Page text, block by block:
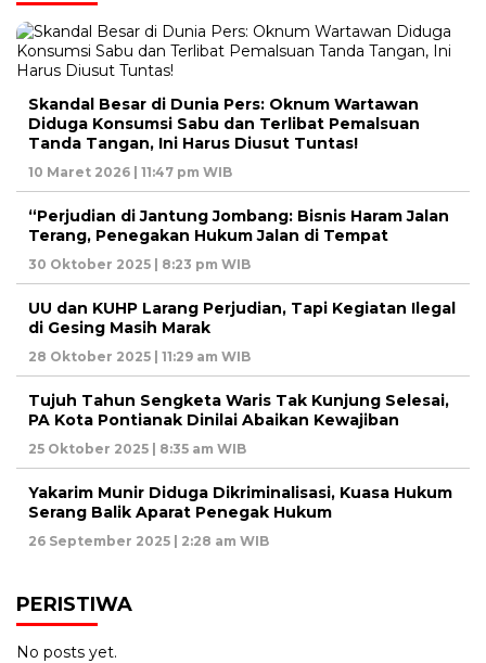
Skandal Besar di Dunia Pers: Oknum Wartawan
Diduga Konsumsi Sabu dan Terlibat Pemalsuan
Tanda Tangan, Ini Harus Diusut Tuntas!
10 Maret 2026 | 11:47 pm WIB
“Perjudian di Jantung Jombang: Bisnis Haram Jalan
Terang, Penegakan Hukum Jalan di Tempat
30 Oktober 2025 | 8:23 pm WIB
UU dan KUHP Larang Perjudian, Tapi Kegiatan Ilegal
di Gesing Masih Marak
28 Oktober 2025 | 11:29 am WIB
Tujuh Tahun Sengketa Waris Tak Kunjung Selesai,
PA Kota Pontianak Dinilai Abaikan Kewajiban
25 Oktober 2025 | 8:35 am WIB
Yakarim Munir Diduga Dikriminalisasi, Kuasa Hukum
Serang Balik Aparat Penegak Hukum
26 September 2025 | 2:28 am WIB
PERISTIWA
No posts yet.